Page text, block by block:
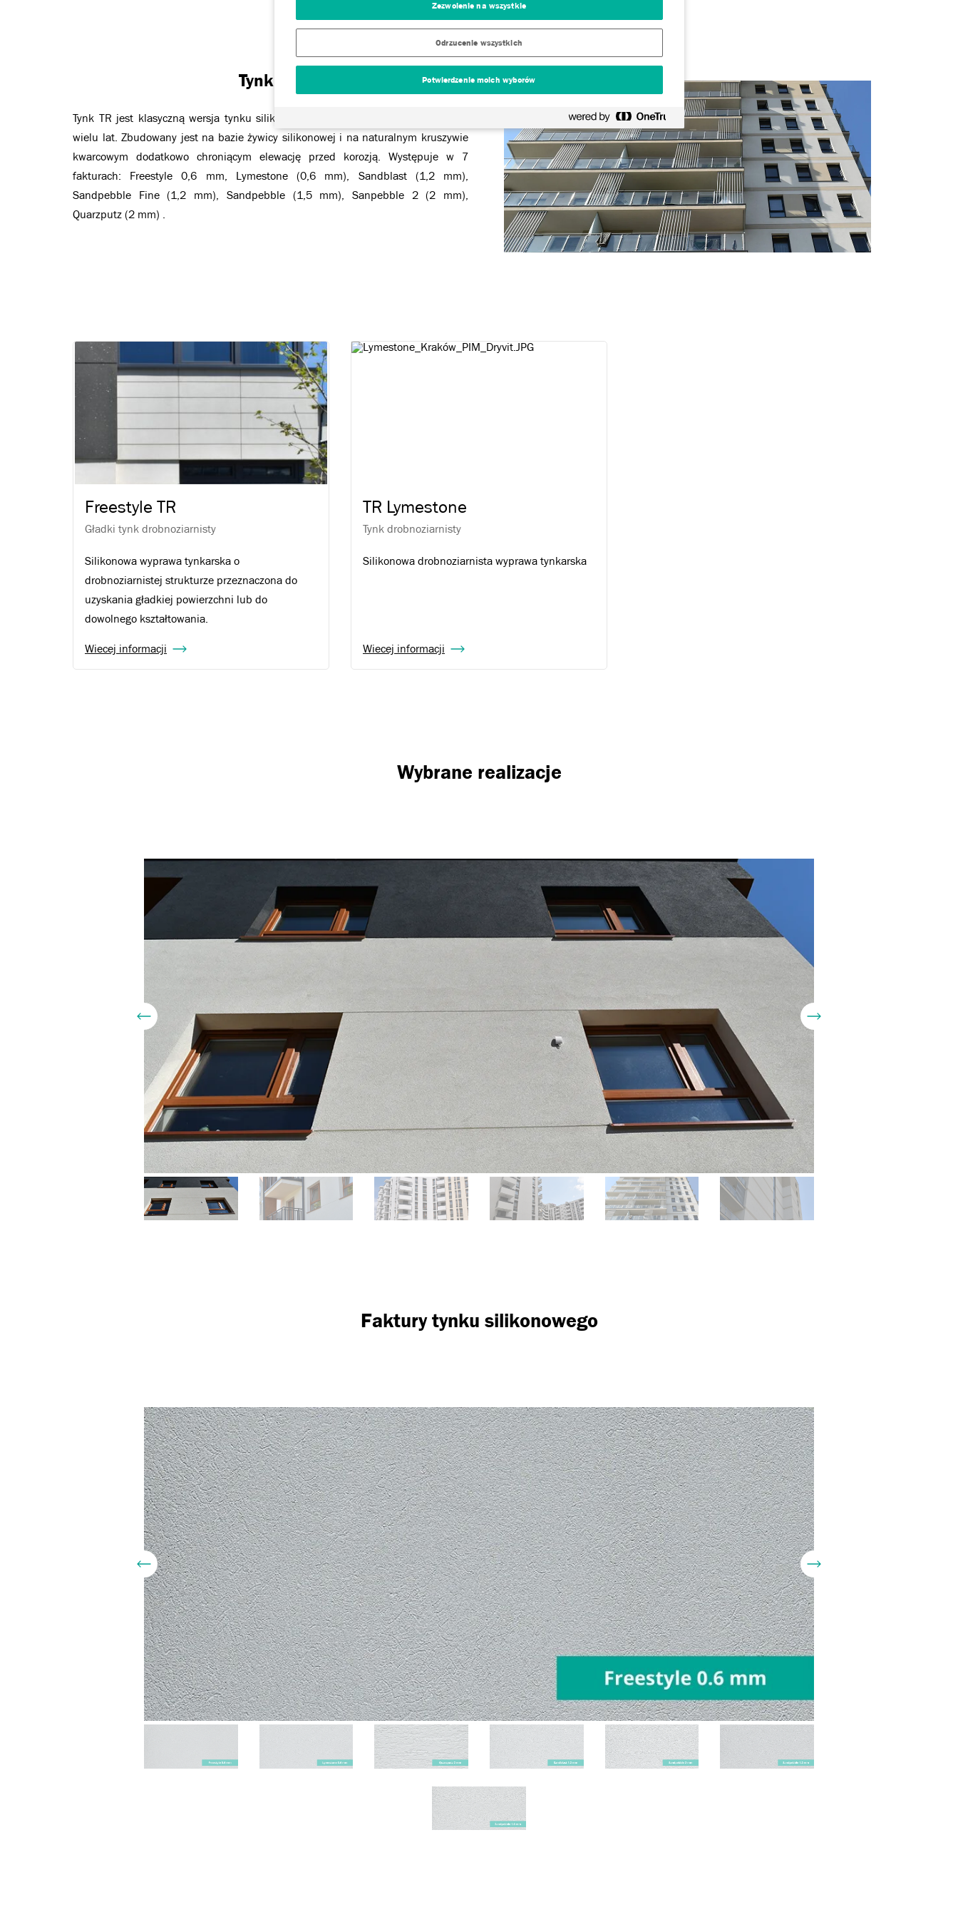
Tynk TR
Tynk TR jest klasyczną wersja tynku silikonowego, dostępną w ofercie Dryvit od
wielu lat. Zbudowany jest na bazie żywicy silikonowej i na naturalnym kruszywie
kwarcowym dodatkowo chroniącym elewację przed korozją. Występuje w 7
fakturach: Freestyle 0,6 mm, Lymestone (0,6 mm), Sandblast (1,2 mm),
Sandpebble Fine (1,2 mm), Sandpebble (1,5 mm), Sanpebble 2 (2 mm),
Quarzputz (2 mm) .
Freestyle TR
Gładki tynk drobnoziarnisty
Silikonowa wyprawa tynkarska o
drobnoziarnistej strukturze przeznaczona do
uzyskania gładkiej powierzchni lub do
dowolnego kształtowania.
Wiecej informacji
TR Lymestone
Tynk drobnoziarnisty
Silikonowa drobnoziarnista wyprawa tynkarska
Wiecej informacji
Wybrane realizacje
Faktury tynku silikonowego
Zezwolenie na wszystkie
Odrzucenie wszystkich
Potwierdzenie moich wyborów